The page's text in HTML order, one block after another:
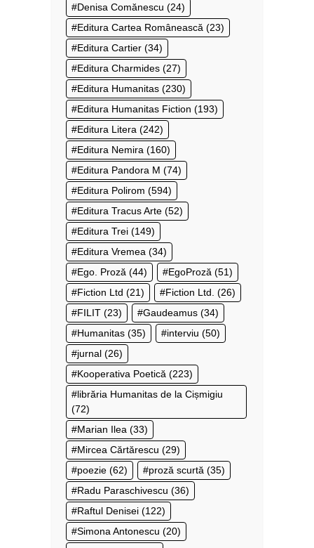
Denisa Comănescu (24)
Editura Cartea Românească (23)
Editura Cartier (34)
Editura Charmides (27)
Editura Humanitas (230)
Editura Humanitas Fiction (193)
Editura Litera (242)
Editura Nemira (160)
Editura Pandora M (74)
Editura Polirom (594)
Editura Tracus Arte (52)
Editura Trei (149)
Editura Vremea (34)
Ego. Proză (44) EgoProză (51)
Fiction Ltd (21) Fiction Ltd. (26)
FILIT (23) Gaudeamus (34)
Humanitas (35) interviu (50)
jurnal (26)
Kooperativa Poetică (223)
librăria Humanitas de la Cișmigiu
(72)
Marian Ilea (33)
Mircea Cărtărescu (29)
poezie (62) proză scurtă (35)
Radu Paraschivescu (36)
Raftul Denisei (122)
Simona Antonescu (20)